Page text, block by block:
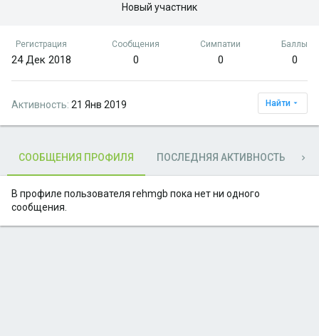
Новый участник
Регистрация
24 Дек 2018
Сообщения
0
Симпатии
0
Баллы
0
Активность 21 Янв 2019 Найти
СООБЩЕНИЯ ПРОФИЛЯ ПОСЛЕДНЯЯ АКТИВНОСТЬ
В профиле пользователя rehmgb пока нет ни одного
сообщения.